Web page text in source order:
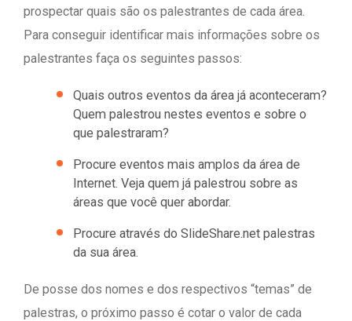
prospectar quais são os palestrantes de cada área.
Para conseguir identificar mais informações sobre os
palestrantes faça os seguintes passos:
Quais outros eventos da área já aconteceram?
Quem palestrou nestes eventos e sobre o
que palestraram?
Procure eventos mais amplos da área de
Internet. Veja quem já palestrou sobre as
áreas que você quer abordar.
Procure através do SlideShare.net palestras
da sua área.
De posse dos nomes e dos respectivos “temas” de
palestras, o próximo passo é cotar o valor de cada